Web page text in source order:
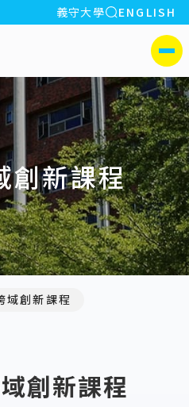
:::
義守大學 全站搜索
ENGLISH
側選單
創新課程
域創新課程
創新課程